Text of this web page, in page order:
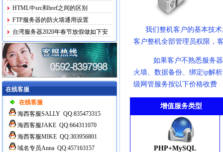
HTML中src和href之间的区别
FTP服务器的防火墙通用设置
台湾服务器2020年春节放假做如下安
排
在线客服
在线客服
海西客服SALLY QQ:835473315
海西客服JAKE QQ:664311070
海西客服MIKE QQ:303956801
域名专员Anna QQ:457163157
我们整机客户的基本技
客户整机全部管理员权限，
如果客户不熟悉服务器
火墙、数据备份、绑定ip解
级网管服务按以下价格收费
增值服务类型
PHP+MySQL